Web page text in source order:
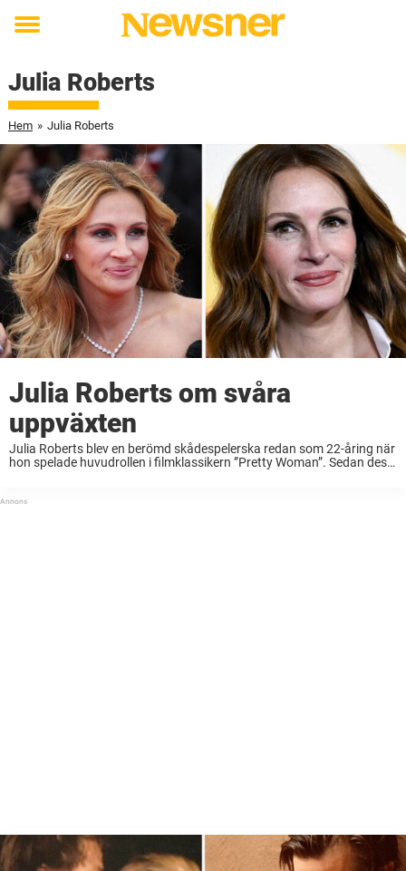
Toggle
Julia Roberts
Hem » Julia Roberts
Julia Roberts om svåra
uppväxten
Julia Roberts blev en berömd skådespelerska redan som 22-åring när
hon spelade huvudrollen i filmklassikern ”Pretty Woman”. Sedan dess